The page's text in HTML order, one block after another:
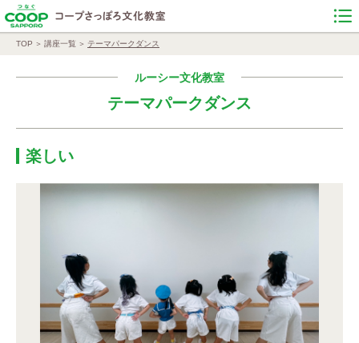
TOP 講座一覧 テーマパークダンス
ルーシー文化教室
テーマパークダンス
楽しい